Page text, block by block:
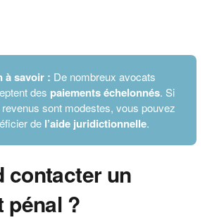
à savoir : De nombreux avocats
des paiements échelonnés. Si
sont modestes, vous pouvez
de l’aide juridictionnelle.
contacter un
pénal ?